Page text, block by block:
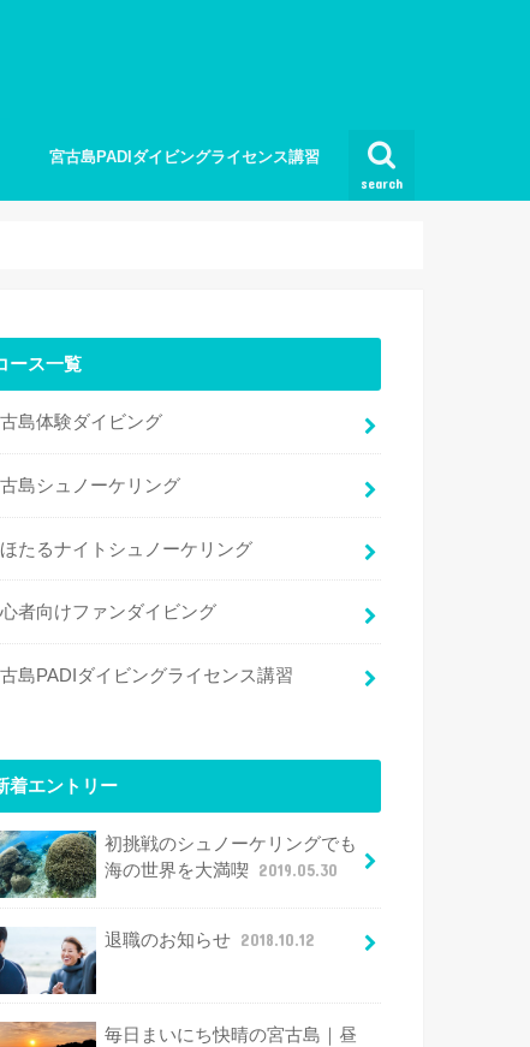
search
宮古島PADIダイビングライセンス講習
ース一覧
島体験ダイビング
島シュノーケリング
たるナイトシュノーケリング
者向けファンダイビング
島PADIダイビングライセンス講習
着エントリー
初挑戦のシュノーケリングでも
海の世界を大満喫 2019.05.30
退職のお知らせ 2018.10.12
毎日まいにち快晴の宮古島｜昼